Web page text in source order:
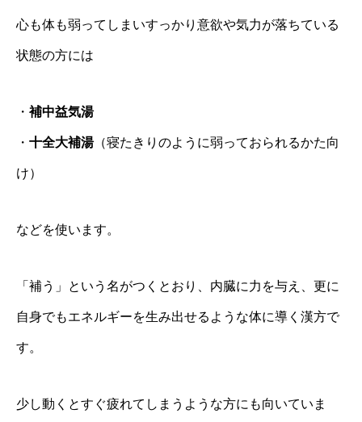
心も体も弱ってしまいすっかり意欲や気力が落ちている
状態の方には
・ 補中益気湯
・ 十全大補湯（寝たきりのように弱っておられるかた向
け）
などを使います。
「補う」という名がつくとおり、内臓に力を与え、更に
自身でもエネルギーを生み出せるような体に導く漢方で
す。
少し動くとすぐ疲れてしまうような方にも向いていま